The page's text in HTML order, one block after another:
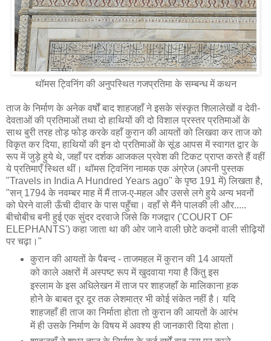
थॉमस ट्विनिंग की अनुपस्थित गजप्रतिमा के सम्‍बन्‍ध में कथन
ताज के निर्माण के अनेक वर्षों बाद शाहजहाँ ने इसके संस्कृत शिलालेखों व देवी-
देवताओं की प्रतिमाओं तथा दो हाथियों की दो विशाल प्रस्तर प्रतिमाओं के
साथ बुरी तरह तोड़ फोड़ करके वहाँ कुरान की आयतों को लिखवा कर ताज को
विकृत कर दिया, हाथियों की इन दो प्रतिमाओं के सूंड आपस में स्वागत द्वार के
रूप में जुड़े हुये थे, जहाँ पर दर्शक आजकल प्रवेश की टिकट प्राप्त करते हैं वहीं
ये प्रतिमाएँ स्थित थीं। थॉमस ट्विनिंग नामक एक अंग्रेज (अपनी पुस्तक
"Travels in India A Hundred Years ago" के पृष्ठ 191 में) लिखता है,
"सन् 1794 के नवम्बर माह में मैं ताज-ए-महल और उससे लगे हुये अन्य भवनों
को घेरने वाली ऊँची दीवार के पास पहुँचा। वहाँ से मैंने पालकी ली और.....
बीचोबीच बनी हुई एक सुंदर दरवाजे जिसे कि गजद्वार ('COURT OF
ELEPHANTS') कहा जाता था की ओर जाने वाली छोटे कदमों वाली सीढ़ियों
पर चढ़ा।"
कुरान की आयतों के पैबन्द - ताजमहल में कुरान की 14 आयतों
को काले अक्षरों में अस्पष्ट रूप में खुदवाया गया है किंतु इस
इस्लाम के इस अधिलेखन में ताज पर शाहजहाँ के मालिकाना ह़क
होने के बाबत दूर दूर तक लेशमात्र भी कोई संकेत नहीं है। यदि
शाहजहाँ ही ताज का निर्माता होता तो कुरान की आयतों के आरंभ
में ही उसके निर्माण के विषय में अवश्य ही जानकारी दिया होता।